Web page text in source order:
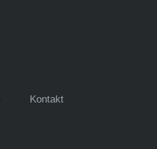
Kontakt